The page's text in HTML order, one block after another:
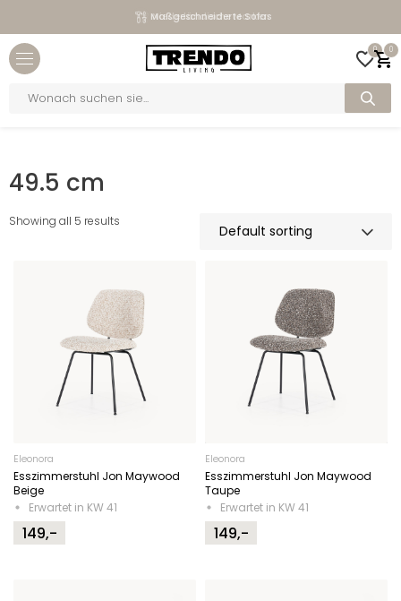
Niederländische Marken
Maßgeschneiderte Sofas
0 0
search
49.5 cm
Showing all 5 results
Eleonora
Esszimmerstuhl Jon Maywood
Beige
Erwartet in KW 41
149,-
Eleonora
Esszimmerstuhl Jon Maywood
Taupe
Erwartet in KW 41
149,-